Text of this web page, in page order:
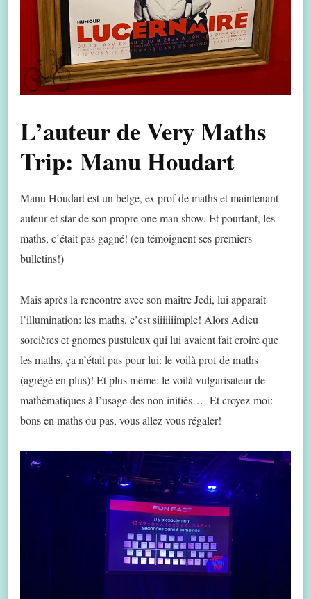
L’auteur de Very Maths
Trip: Manu Houdart
Manu Houdart est un belge, ex prof de maths et maintenant
auteur et star de son propre one man show. Et pourtant, les
maths, c’était pas gagné! (en témoignent ses premiers
bulletins!)
Mais après la rencontre avec son maître Jedi, lui apparaît
l’illumination: les maths, c’est siiiiiiimple! Alors Adieu
sorcières et gnomes pustuleux qui lui avaient fait croire que
les maths, ça n’était pas pour lui: le voilà prof de maths
(agrégé en plus)! Et plus même: le voilà vulgarisateur de
mathématiques à l’usage des non initiés… Et croyez-moi:
bons en maths ou pas, vous allez vous régaler!